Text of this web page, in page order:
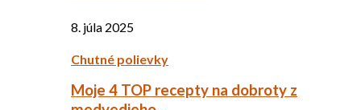
8. júla 2025
Chutné polievky
Moje 4 TOP recepty na dobroty z